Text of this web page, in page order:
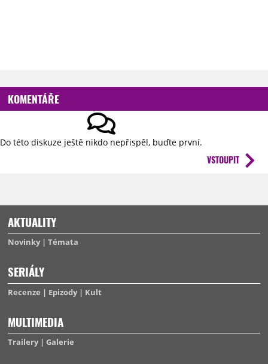
KOMENTÁŘE
Do této diskuze ještě nikdo nepřispěl, buďte první.
VSTOUPIT
AKTUALITY
Novinky Témata
SERIÁLY
Recenze Epizody Kult
MULTIMEDIA
Trailery Galerie